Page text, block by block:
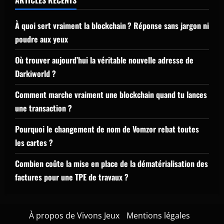
À quoi sert vraiment la blockchain ? Réponse sans jargon ni
poudre aux yeux
Où trouver aujourd’hui la véritable nouvelle adresse de
Darkiworld ?
Comment marche vraiment une blockchain quand tu lances
une transaction ?
Pourquoi le changement de nom de Vomzor rebat toutes
les cartes ?
Combien coûte la mise en place de la dématérialisation des
factures pour une TPE de travaux ?
À propos de Vivons Jeux
Mentions légales